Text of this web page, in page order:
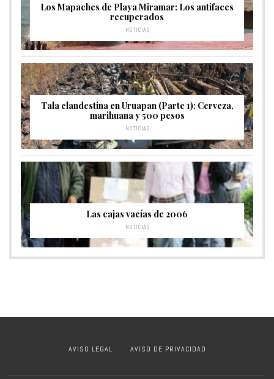
Los Mapaches de Playa Miramar: Los antifaces
recuperados
NOTICIAS
Tala clandestina en Uruapan (Parte 1): Cerveza,
marihuana y 500 pesos
NOTICIAS
Las cajas vacías de 2006
NOTICIAS
AVISO LEGAL AVISO DE PRIVACIDAD